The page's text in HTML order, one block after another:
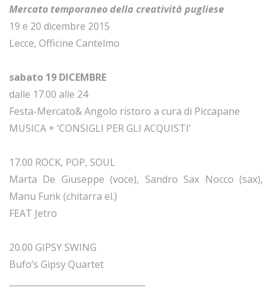
Mercato temporaneo della creatività pugliese
19 e 20 dicembre 2015
Lecce, Officine Cantelmo
sabato 19 DICEMBRE
dalle 17.00 alle 24
Festa-Mercato& Angolo ristoro a cura di Piccapane
MUSICA + ‘CONSIGLI PER GLI ACQUISTI’
17.00 ROCK, POP, SOUL
Marta De Giuseppe (voce), Sandro Sax Nocco (sax),
Manu Funk (chitarra el.)
FEAT Jetro
20.00 GIPSY SWING
Bufo’s Gipsy Quartet